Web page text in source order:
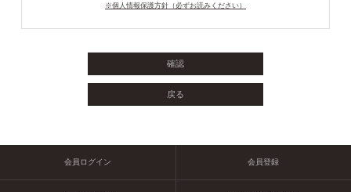
※個人情報保護方針（必ずお読みください）
会員ログイン 会員登録